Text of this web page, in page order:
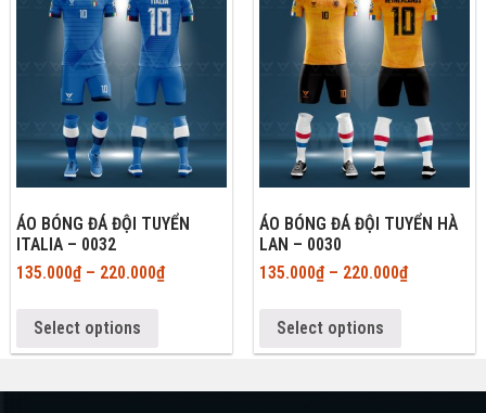
ÁO BÓNG ĐÁ ĐỘI TUYỂN
ITALIA – 0032
135.000₫– 220.000₫
Select options
ÁO BÓNG ĐÁ ĐỘI TUYỂN HÀ
LAN – 0030
135.000₫– 220.000₫
Select options